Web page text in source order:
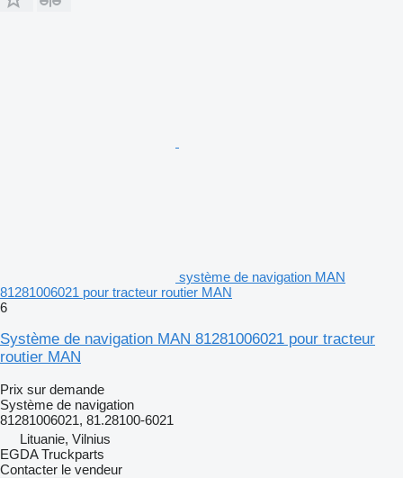
système de navigation MAN
81281006021 pour tracteur routier MAN
6
Système de navigation MAN 81281006021 pour tracteur
routier MAN
Prix sur demande
Système de navigation
81281006021, 81.28100-6021
Lituanie, Vilnius
EGDA Truckparts
Contacter le vendeur